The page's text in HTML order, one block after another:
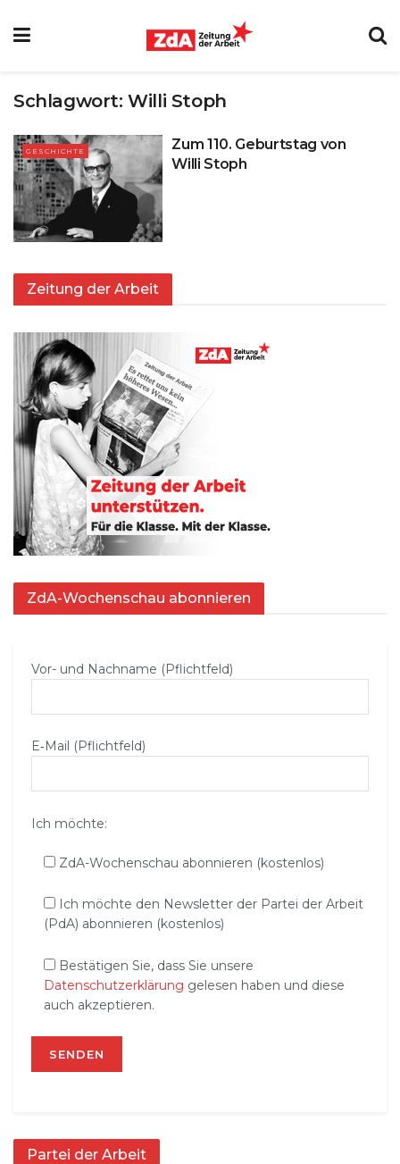
Schlagwort:Willi Stoph
GESCHICHTE
Zum 110. Geburtstag von
Willi Stoph
Zeitung der Arbeit
ZdA-Wochenschau abonnieren
Vor- und Nachname (Pflichtfeld)
E‑Mail (Pflichtfeld)
Ich möchte:
ZdA-Wochenschau abonnieren (kostenlos)
Ich möchte den Newsletter der Partei der Arbeit
(PdA) abonnieren (kostenlos)
Bestätigen Sie, dass Sie unsere
Datenschutzerklärung gelesen haben und diese
auch akzeptieren.
Partei der Arbeit